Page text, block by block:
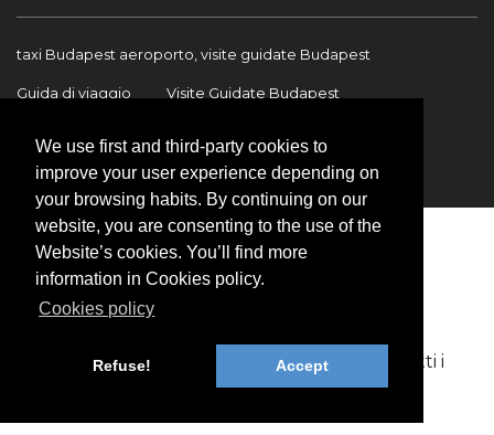
We use first and third-party cookies to
improve your user experience depending on
your browsing habits. By continuing on our
website, you are consenting to the use of the
Website’s cookies. You’ll find more
information in Cookies policy.
Cookies policy
Refuse! Accept
taxi Budapest aeroporto, visite guidate Budapest
Guida di viaggio Visite Guidate Budapest
Contatto
Copyright © 2009-2026 BookinBudapest | Tutti i